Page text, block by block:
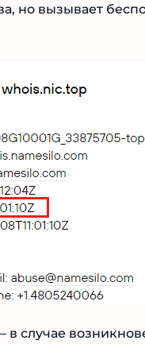
но вызывает
в случае